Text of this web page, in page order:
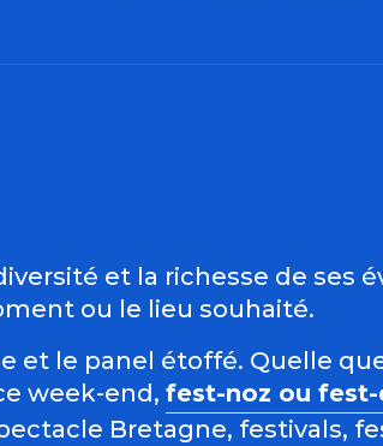
et la richesse de ses
ou le lieu souhaité.
et le panel étoffé. Quelle
week-end, fest-noz ou
Bretagne, festivals,